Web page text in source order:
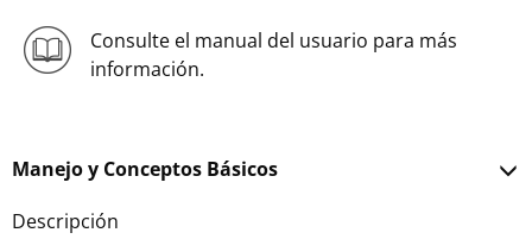
Consulte el manual del usuario para más
información.
Manejo y Conceptos Básicos
Descripción